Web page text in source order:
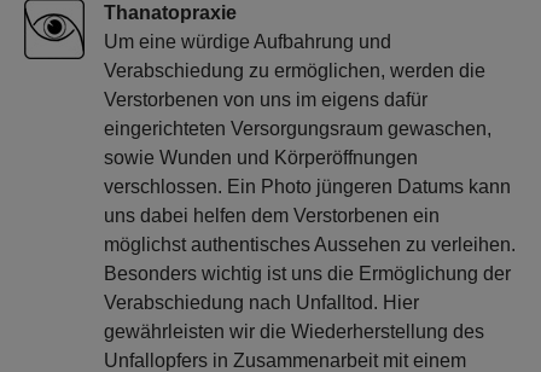
Thanatopraxie
Um eine würdige Aufbahrung und
Verabschiedung zu ermöglichen, werden die
Verstorbenen von uns im eigens dafür
eingerichteten Versorgungsraum gewaschen,
sowie Wunden und Körperöffnungen
verschlossen. Ein Photo jüngeren Datums kann
uns dabei helfen dem Verstorbenen ein
möglichst authentisches Aussehen zu verleihen.
Besonders wichtig ist uns die Ermöglichung der
Verabschiedung nach Unfalltod. Hier
gewährleisten wir die Wiederherstellung des
Unfallopfers in Zusammenarbeit mit einem